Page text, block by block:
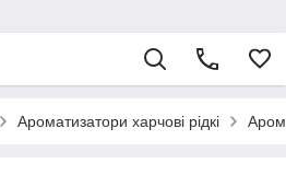
Ароматизатори харчові рідкі